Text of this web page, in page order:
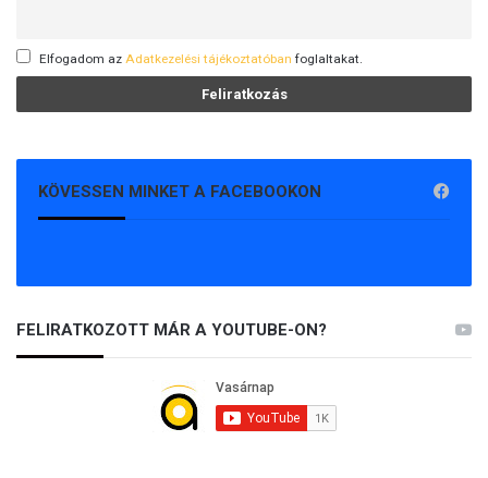
Elfogadom az Adatkezelési tájékoztatóban foglaltakat.
KÖVESSEN MINKET A FACEBOOKON
FELIRATKOZOTT MÁR A YOUTUBE-ON?